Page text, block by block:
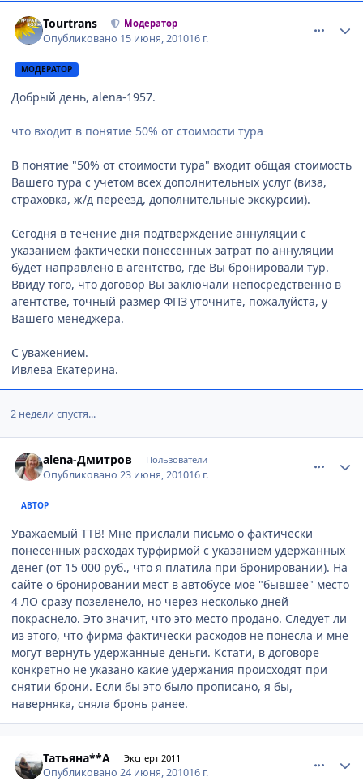
Tourtrans Модератор
Опубликовано 15 июня, 201016 г.
МОДЕРАТОР
Добрый день, alena-1957.
что входит в понятие 50% от стоимости тура
В понятие "50% от стоимости тура" входит общая стоимость
Вашего тура с учетом всех дополнительных услуг (виза,
страховка, ж/д переезд, дополнительные экскурсии).
Сегодня в течение дня подтверждение аннуляции с
указанием фактически понесенных затрат по аннуляции
будет направлено в агентство, где Вы бронировали тур.
Ввиду того, что договор Вы заключали непосредственно в
агентстве, точный размер ФПЗ уточните, пожалуйста, у
Вашего менеджера.
С уважением.
Ивлева Екатерина.
2 недели спустя...
alena-Дмитров Пользователи
Опубликовано23 июня, 201016 г.
АВТОР
Уважаемый ТТВ! Мне прислали письмо о фактически
понесенных расходах турфирмой с указанием удержанных
денег (от 15 000 руб., что я платила при бронировании). На
сайте о бронировании мест в автобусе мое "бывшее" место
4 ЛО сразу позеленело, но через несколько дней
покраснело. Это значит, что это место продано. Следует ли
из этого, что фирма фактически расходов не понесла и мне
могут вернуть удержанные деньги. Кстати, в договоре
конкретно не указано какие удержания происходят при
снятии брони. Если бы это было прописано, я бы,
наверняка, сняла бронь ранее.
Татьяна**А Эксперт 2011
Опубликовано24 июня, 201016 г.